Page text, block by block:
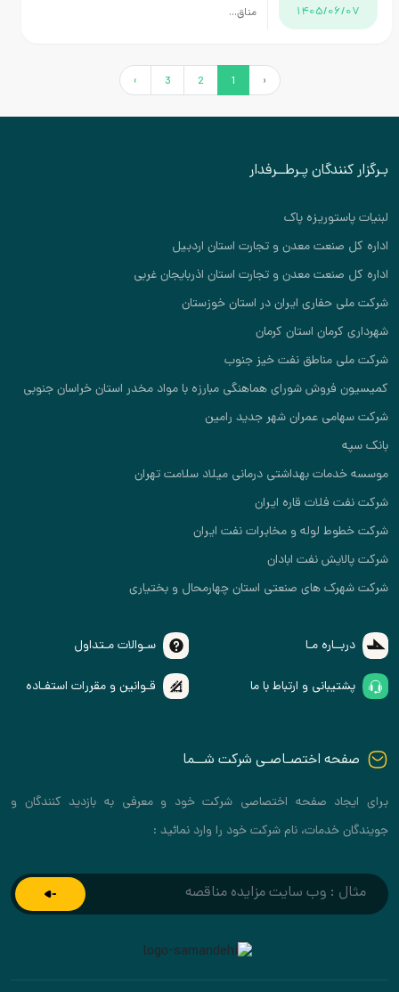
1405/06/07
مناق...
‹
1
2
3
›
بـرگزار کنندگان پـرطــرفدار
لبنیات پاستوریزه پاک
اداره کل صنعت معدن و تجارت استان اردبیل
اداره کل صنعت معدن و تجارت استان اذربایجان غربی
شرکت ملی حفاری ایران در استان خوزستان
شهرداری کرمان استان کرمان
شرکت ملی مناطق نفت خیز جنوب
کمیسیون فروش شورای هماهنگی مبارزه با مواد مخدر استان خراسان جنوبی
شرکت سهامی عمران شهر جدید رامین
بانک سپه
موسسه خدمات بهداشتی درمانی میلاد سلامت تهران
شرکت نفت فلات قاره ایران
شرکت خطوط لوله و مخابرات نفت ایران
شرکت پالایش نفت ابادان
شرکت شهرک های صنعتی استان چهارمحال و بختیاری
دربــاره مـا سـوالات مـتداول
پشتیبانی و ارتباط با ما قـوانین و مقررات استفـاده
صفحه اختصـاصـی شرکت شــما
برای ایجاد صفحه اختصاصی شرکت خود و معرفی به بازدید کنندگان و
جویندگان خدمات، نام شرکت خود را وارد نمائید :